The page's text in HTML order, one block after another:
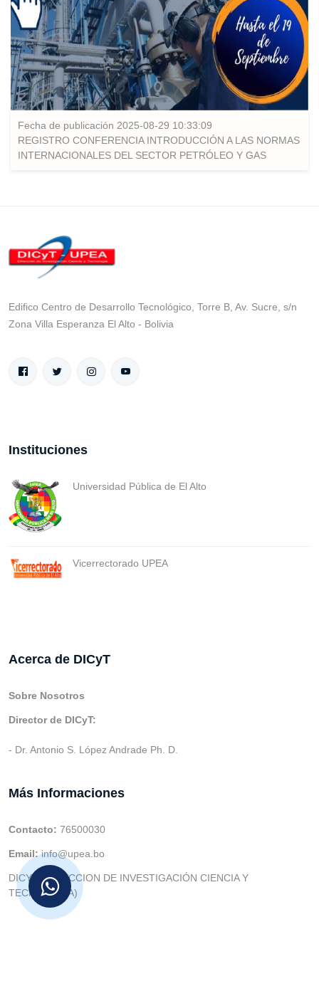
Fecha de publicación 2025-08-29 10:33:09
REGISTRO CONFERENCIA INTRODUCCIÓN A LAS NORMAS
INTERNACIONALES DEL SECTOR PETRÓLEO Y GAS
Edifico Centro de Desarrollo Tecnológico, Torre B, Av. Sucre, s/n
Zona Villa Esperanza El Alto - Bolivia
Instituciones
Universidad Pública de El Alto
Vicerrectorado UPEA
Acerca de DICyT
Sobre Nosotros
Director de DICyT:
- Dr. Antonio S. López Andrade Ph. D.
Más Informaciones
Contacto: 76500030
Email:info@upea.bo
DICYT (DIRECCION DE INVESTIGACIÓN CIENCIA Y
TECNOLOGIA)